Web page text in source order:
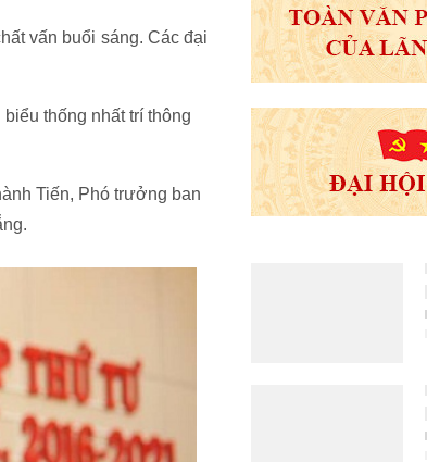
vấn buổi sáng. Các đại
thống nhất trí thông
Tiến, Phó trưởng ban